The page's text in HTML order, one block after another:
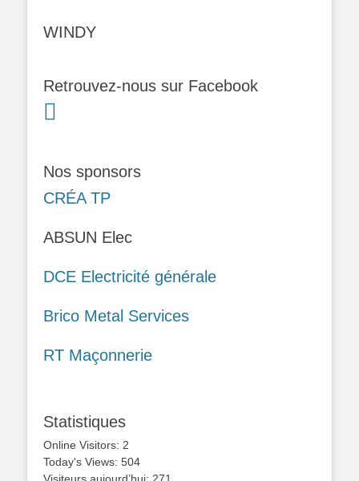
WINDY
Retrouvez-nous sur Facebook
Nos sponsors
CRÉA TP
ABSUN Elec
DCE Electricité générale
Brico Metal Services
RT Maçonnerie
Statistiques
Online Visitors: 2
Today's Views: 504
Visiteurs aujourd’hui: 271